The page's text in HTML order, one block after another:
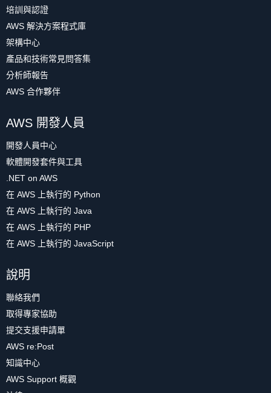
培訓與認證
AWS 解決方案程式庫
架構中心
產品和技術常見問答集
分析師報告
AWS 合作夥伴
AWS 開發人員
開發人員中心
軟體開發套件與工具
.NET on AWS
在 AWS 上執行的 Python
在 AWS 上執行的 Java
在 AWS 上執行的 PHP
在 AWS 上執行的 JavaScript
說明
聯絡我們
取得專家協助
提交支援申請單
AWS re:Post
知識中心
AWS Support 概觀